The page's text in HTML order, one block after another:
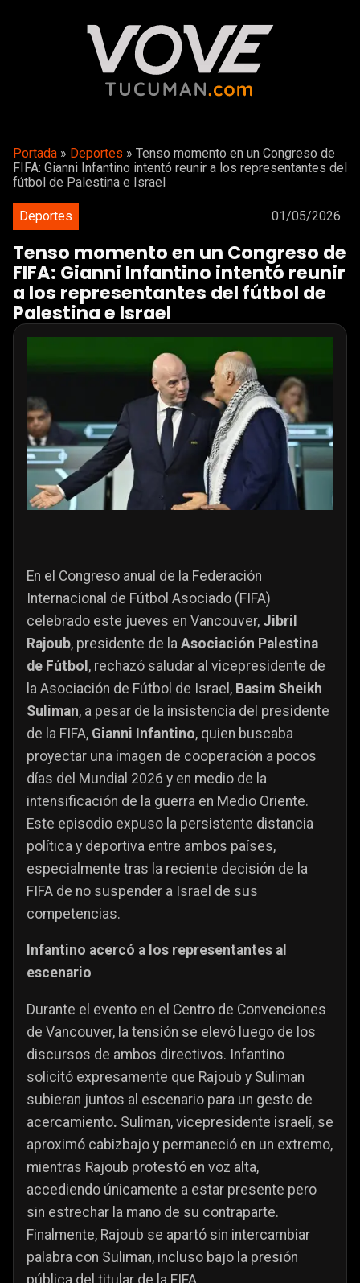
Portada » Deportes » Tenso momento en un Congreso de
FIFA: Gianni Infantino intentó reunir a los representantes del
fútbol de Palestina e Israel
Deportes 01/05/2026
Tenso momento en un Congreso de
FIFA: Gianni Infantino intentó reunir
a los representantes del fútbol de
Palestina e Israel
En el Congreso anual de la Federación
Internacional de Fútbol Asociado (FIFA)
celebrado este jueves en Vancouver, Jibril
Rajoub, presidente de la Asociación Palestina
de Fútbol , rechazó saludar al vicepresidente de
la Asociación de Fútbol de Israel, Basim Sheikh
Suliman, a pesar de la insistencia del presidente
de la FIFA, Gianni Infantino, quien buscaba
proyectar una imagen de cooperación a pocos
días del Mundial 2026 y en medio de la
intensificación de la guerra en Medio Oriente.
Este episodio expuso la persistente distancia
política y deportiva entre ambos países,
especialmente tras la reciente decisión de la
FIFA de no suspender a Israel de sus
competencias.
Infantino acercó a los representantes al
escenario
Durante el evento en el Centro de Convenciones
de Vancouver, la tensión se elevó luego de los
discursos de ambos directivos. Infantino
solicitó expresamente que Rajoub y Suliman
subieran juntos al escenario para un gesto de
acercamiento. Suliman, vicepresidente israelí, se
aproximó cabizbajo y permaneció en un extremo,
mientras Rajoub protestó en voz alta,
accediendo únicamente a estar presente pero
sin estrechar la mano de su contraparte.
Finalmente, Rajoub se apartó sin intercambiar
palabra con Suliman, incluso bajo la presión
pública del titular de la FIFA.